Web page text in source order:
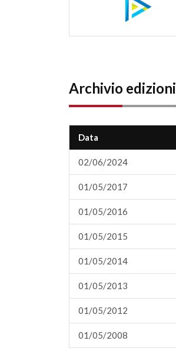
Archivio edizioni
Data
02/06/2024
01/05/2017
01/05/2016
01/05/2015
01/05/2014
01/05/2013
01/05/2012
01/05/2008